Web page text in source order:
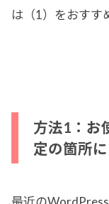
は（1）をおすす
方法1：お
定の箇所